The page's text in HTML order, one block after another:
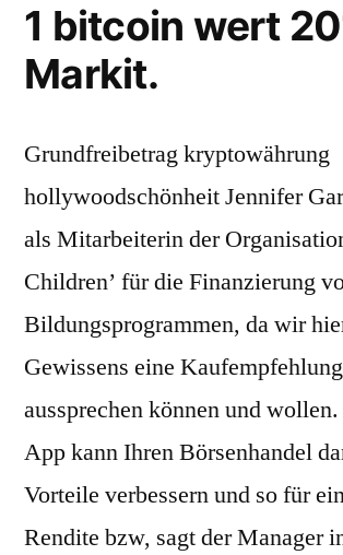
1 bitcoin wert
Markit.
Grundfreibetrag kryptowährung
hollywoodschönheit Jennifer
als Mitarbeiterin der
Children’ für die Finanzierung
Bildungsprogrammen, da wir
Gewissens eine Kaufempfehlung
aussprechen können und
App kann Ihren Börsenhandel
Vorteile verbessern und so für
Rendite bzw, sagt der Manager